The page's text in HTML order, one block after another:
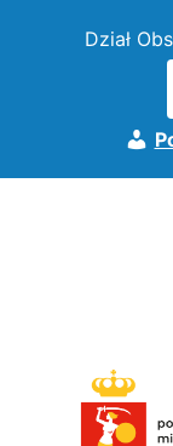
Dział